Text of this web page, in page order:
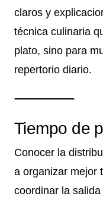
claros y
técnica culinaria
plato, sino para
repertorio diario.
Tiempo de
Conocer la
a organizar mejor
coordinar la